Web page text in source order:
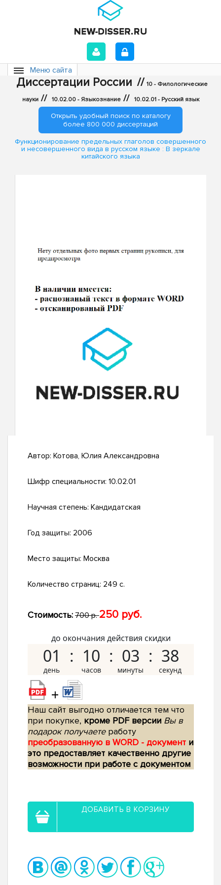
Меню сайта
Диссертации России // 10 - Филологические
науки // 10.02.00 - Языкознание // 10.02.01 - Русский язык
Открыть удобный поиск по каталогу
более 800 000 диссертаций
Функционирование предельных глаголов совершенного
и несовершенного вида в русском языке : В зеркале
китайского языка
Автор: Котова, Юлия Александровна
Шифр специальности: 10.02.01
Научная степень: Кандидатская
Год защиты: 2006
Место защиты: Москва
Количество страниц: 249 с.
Стоимость: 700 р.250 руб.
до окончания действия скидки
01 10 03 37
+
Наш сайт выгодно отличается тем что
при покупке, кроме PDF версии Вы в
подарок получаетеработу
преобразованную в WORD - документ и
это предоставляет качественно другие
возможности при работе с документом
ДОБАВИТЬ В КОРЗИНУ